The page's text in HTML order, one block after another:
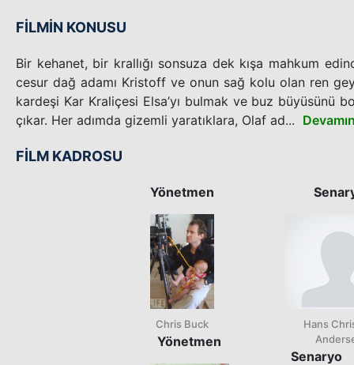
FİLMİN KONUSU
Bir kehanet, bir krallığı sonsuza dek kışa mahkum
cesur dağ adamı Kristoff ve onun sağ kolu olan ren
kardeşi Kar Kraliçesi Elsa’yı bulmak ve buz büyüsünü
çıkar. Her adımda gizemli yaratıklara, Olaf ad...
FİLM KADROSU
Yönetmen
Chris Buck
Yönetmen
Hans
Senaryo